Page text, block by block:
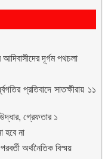
দূর্গম পথচলা
প্রতিবাদে সাতক্ষীরায় ১১
গ্রেফতার ১
হবে না
পরবর্তী অর্থনৈতিক বিস্ময়